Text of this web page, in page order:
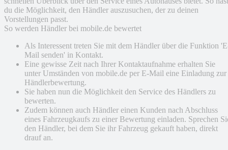
du die Möglichkeit, den Händler auszusuchen, der zu deinen
Vorstellungen passt.
So werden Händler bei mobile.de bewertet
Als Interessent treten Sie mit dem Händler über die Funktion
Mail senden' in Kontakt.
Eine gewisse Zeit nach Ihrer Kontaktaufnahme erhalten Sie
unter Umständen von mobile.de per E-Mail eine Einladung zur
Händlerbewertung.
Sie haben nun die Möglichkeit den Service des Händlers zu
bewerten.
Zudem können auch Händler einen Kunden nach Abschluss
eines Fahrzeugkaufs zu einer Bewertung einladen. Sprechen
den Händler, bei dem Sie ihr Fahrzeug gekauft haben, direkt
drauf an.